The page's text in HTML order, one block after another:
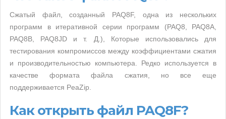
Сжатый файл, созданный PAQ8F, одна из нескольких
программ в итеративной серии программ (PAQ8, PAQ8A,
PAQ8B, PAQ8JD и т. Д.), Которые использовались для
тестирования компромиссов между коэффициентами сжатия
и производительностью компьютера. Редко используется в
качестве формата файла сжатия, но все еще
поддерживается PeaZip.
Как открыть файл PAQ8F?